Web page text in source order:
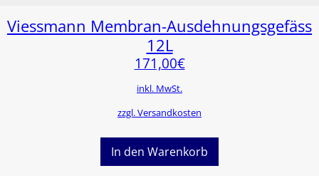
Viessmann Membran-Ausdehnungsgefäss
12L
171,00€
inkl. MwSt.
zzgl. Versandkosten
In den Warenkorb